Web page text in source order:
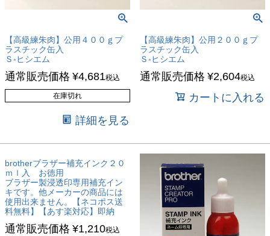
【高級練朱肉】公用４００ｇプ
ラスチック缶入
Ｓ-ヒシエム
通常販売価格 ¥4,681税込
在庫切れ
詳細を見る
【高級練朱肉】公用２００ｇプ
ラスチック缶入
Ｓ-ヒシエム
通常販売価格 ¥2,604税込
カートに入れる
brotherブラザー補充インク２０
ｍｌ入 お徳用
ブラザー製浸透印専用補充イン
キです。他メーカーの商品には
使用出来ません。【ネコポス送
料無料】【あす楽対応】即納
通常販売価格 ¥1,210税込